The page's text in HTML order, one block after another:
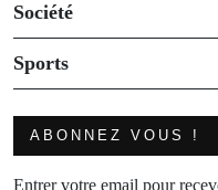
Société
Sports
ABONNEZ VOUS !
Entrer votre email pour